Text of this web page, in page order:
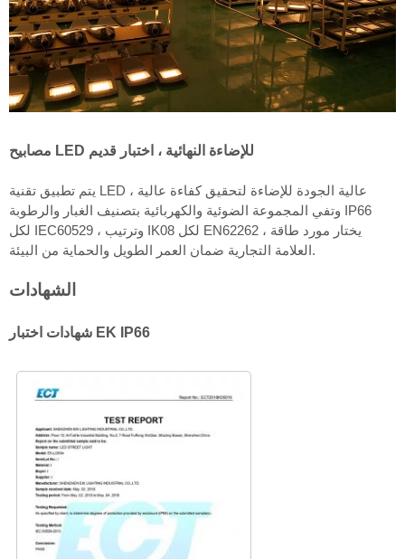
مصابيح LED للإضاءة النهائية ، اختبار قديم
يتم تطبيق تقنية LED عالية الجودة للإضاءة لتحقيق كفاءة عالية ،
وتفي المجموعة الضوئية والكهربائية بتصنيف الغبار والرطوبة IP66
لكل IEC60529 ، وترتيب IK08 لكل EN62262 ، يختار مورد طاقة
العلامة التجارية ضمان العمر الطويل والحماية من البيئة.
الشهادات
شهادات اختبار EK IP66